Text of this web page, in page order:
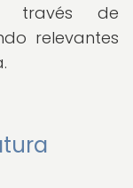
través de
relevantes